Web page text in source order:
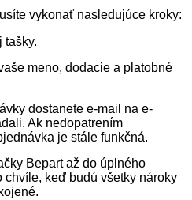
vykonať nasledujúce kroky:
tašky.
meno, dodacie a platobné
dostanete e-mail na e-
Ak nedopatrením
je stále funkčná.
Bepart až do úplného
keď budú všetky nároky